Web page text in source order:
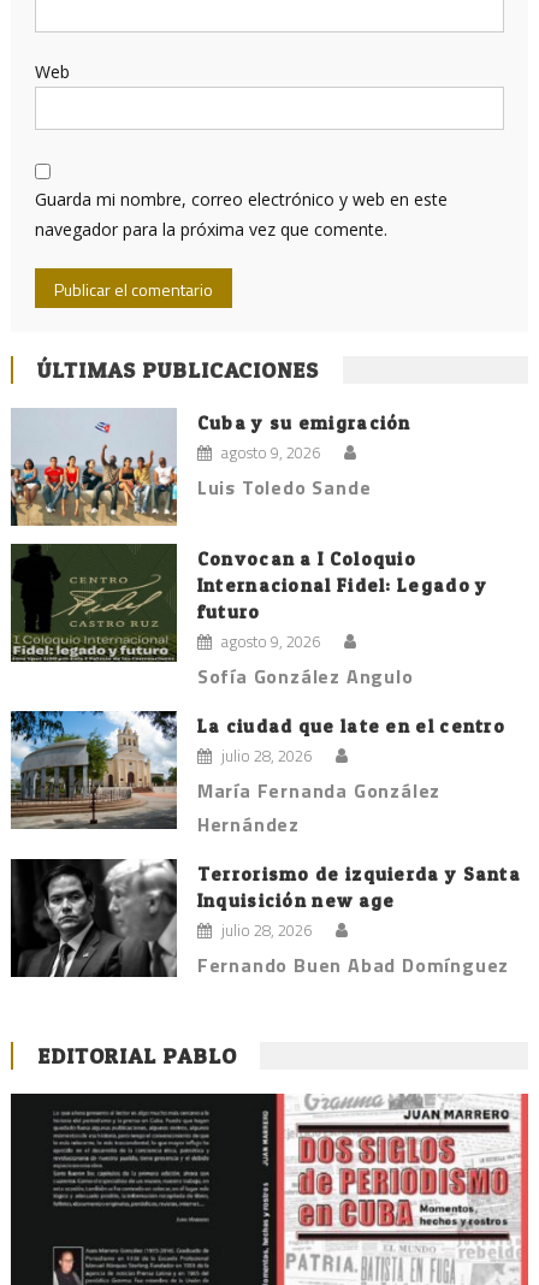
Web
Guarda mi nombre, correo electrónico y web en este
navegador para la próxima vez que comente.
ÚLTIMAS PUBLICACIONES
Cuba y su emigración
agosto 9, 2026
Luis Toledo Sande
Convocan a I Coloquio
Internacional Fidel: Legado y
futuro
agosto 9, 2026
Sofía González Angulo
La ciudad que late en el centro
julio 28, 2026
María Fernanda González
Hernández
Terrorismo de izquierda y Santa
Inquisición new age
julio 28, 2026
Fernando Buen Abad Domínguez
EDITORIAL PABLO